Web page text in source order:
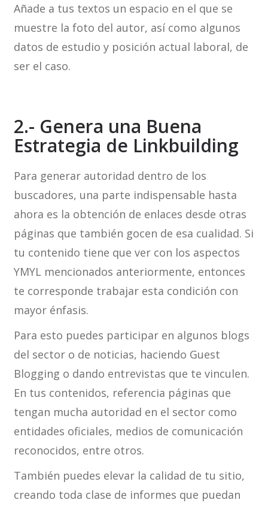
Añade a tus textos un espacio en el que se
muestre la foto del autor, así como algunos
datos de estudio y posición actual laboral, de
ser el caso.
2.- Genera una Buena
Estrategia de Linkbuilding
Para generar autoridad dentro de los
buscadores, una parte indispensable hasta
ahora es la obtención de enlaces desde otras
páginas que también gocen de esa cualidad. Si
tu contenido tiene que ver con los aspectos
YMYL mencionados anteriormente, entonces
te corresponde trabajar esta condición con
mayor énfasis.
Para esto puedes participar en algunos blogs
del sector o de noticias, haciendo Guest
Blogging o dando entrevistas que te vinculen.
En tus contenidos, referencia páginas que
tengan mucha autoridad en el sector como
entidades oficiales, medios de comunicación
reconocidos, entre otros.
También puedes elevar la calidad de tu sitio,
creando toda clase de informes que puedan